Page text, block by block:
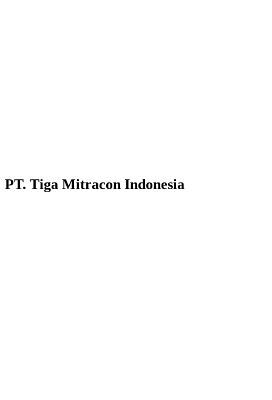
PT. Tiga Mitracon Indonesia